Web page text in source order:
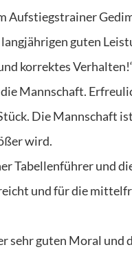
Aufstiegstrainer
guten
korrektes
Mannschaft.
Die Mannschaft
wird.
Tabellenführer und
und für die
sehr guten Moral und